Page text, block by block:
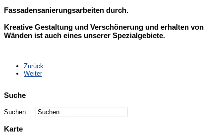
Fassadensanierungsarbeiten durch.
Kreative Gestaltung und Verschönerung und erhalten von
Wänden ist auch eines unserer Spezialgebiete.
Zurück
Weiter
Suche
Suchen ...
Karte